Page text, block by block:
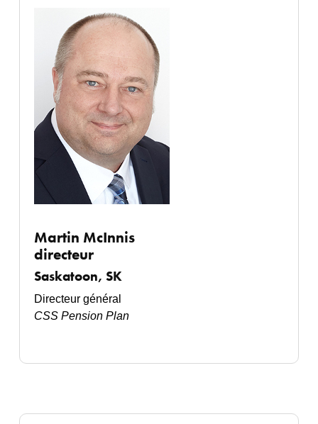
Martin McInnis
directeur
Saskatoon, SK
Directeur général
CSS Pension Plan